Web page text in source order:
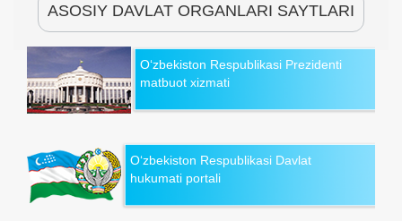
ASOSIY DAVLAT ORGANLARI SAYTLARI
O‘zbekiston Respublikasi Prezidenti
matbuot xizmati
O‘zbekiston Respublikasi Davlat
hukumati portali